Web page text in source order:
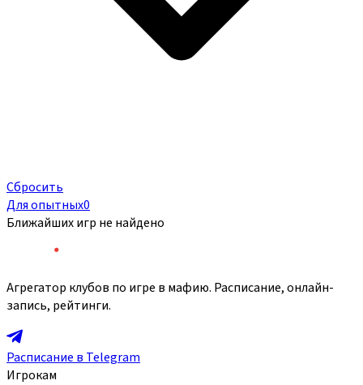
Сбросить
Для опытных0
Ближайших игр не найдено
Агрегатор клубов по игре в мафию. Расписание, онлайн-
запись, рейтинги.
Расписание в Telegram
Игрокам